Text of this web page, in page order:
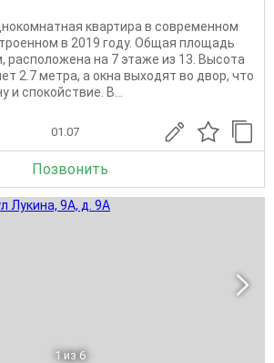
квартира в современном
в 2019 году. Общая площадь
расположена на 7 этаже из 13. Высота
2.7 метра, а окна выходят во двор, что
и спокойствие. В...
01.07
Позвонить
1 из 6